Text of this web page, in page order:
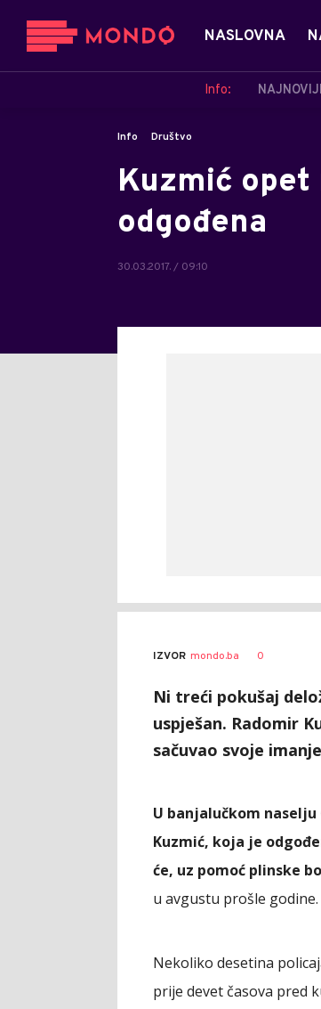
NASLOVNA
Info:
Info Društvo
Kuzmić opet
odgođena
30.03.2017. / 09:10
IZVOR mondo.ba 0
Ni treći pokušaj
uspješan. Radomir
sačuvao svoje
U banjalučkom
Kuzmić, koja je
će, uz pomoć plinske
u avgustu prošle godine.
Nekoliko desetina
prije devet časova pred